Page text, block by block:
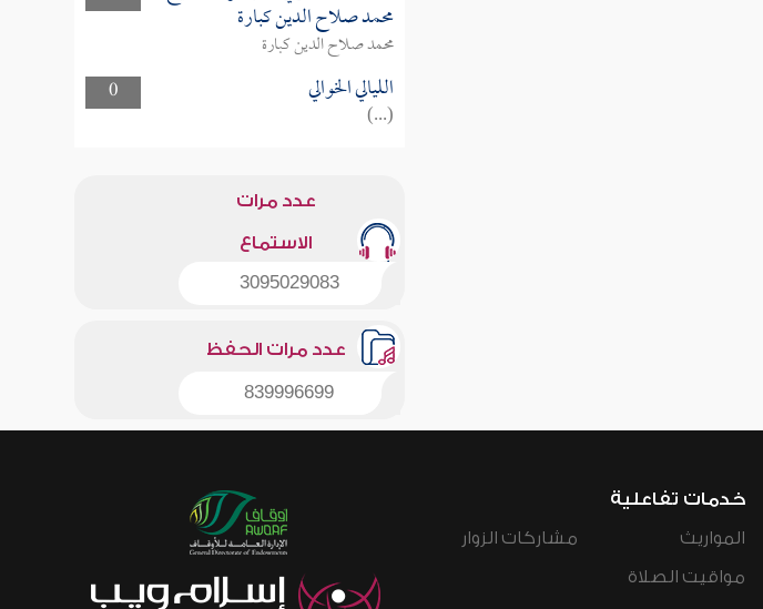
محمد صلاح الدين كبارة
محمد صلاح الدين كبارة
0
الليالي الخوالي
(...)
عدد مرات
الاستماع
3095029083
عدد مرات الحفظ
839996699
خدمات تفاعلية
المواريث
مواقيت الصلاة
مشاركات الزوار